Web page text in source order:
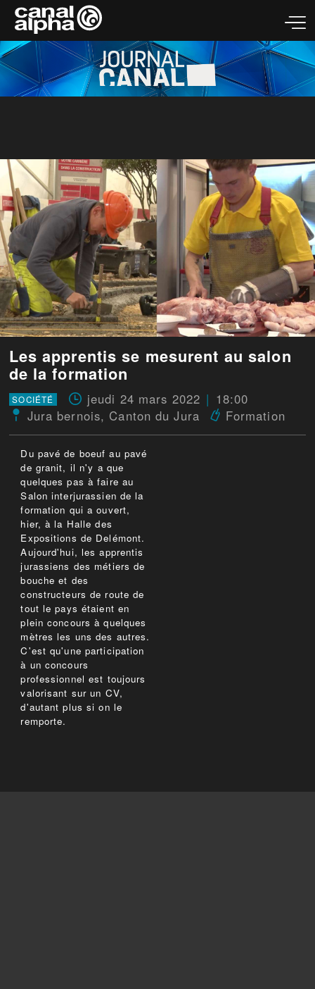
Les apprentis se mesurent au salon
de la formation
SOCIÉTÉ jeudi 24 mars 2022
18:00
Jura bernois, Canton du Jura Formation
Du pavé de boeuf au pavé
de granit, il n'y a que
quelques pas à faire au
Salon interjurassien de la
formation qui a ouvert,
hier, à la Halle des
Expositions de Delémont.
Aujourd'hui, les apprentis
jurassiens des métiers de
bouche et des
constructeurs de route de
tout le pays étaient en
plein concours à quelques
mètres les uns des autres.
C'est qu'une participation
à un concours
professionnel est toujours
valorisant sur un CV,
d'autant plus si on le
remporte.